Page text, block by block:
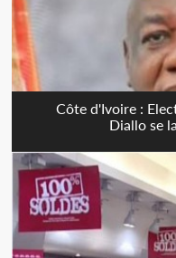
Côte d'Ivoire :
Diallo se